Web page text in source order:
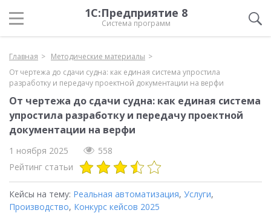
1С:Предприятие 8
Система программ
Главная
Методические материалы
От чертежа до сдачи судна: как единая система упростила
разработку и передачу проектной документации на верфи
От чертежа до сдачи судна: как единая система
упростила разработку и передачу проектной
документации на верфи
1 ноября 2025
558
Рейтинг статьи
Кейсы на тему: Реальная автоматизация, Услуги,
Производство, Конкурс кейсов 2025